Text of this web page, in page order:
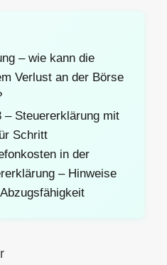
– wie kann die
Verlust an der Börse
– Steuererklärung mit
Schritt
in der
– Hinweise